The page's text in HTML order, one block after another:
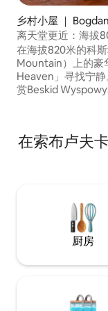
乡村小屋 ｜
离天堂更近：海拔
在海拔820米的科
Mountain）上的豪
Heaven」寻找宁
赏Beskid
座椅。 纯净的自来
在索布卢夫
厨房